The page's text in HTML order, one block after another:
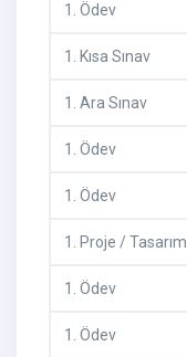
1 . Ödev
1 . Kısa Sınav
1 . Ara Sınav
1 . Ödev
1 . Ödev
1 . Proje / Tasarım
1 . Ödev
1 . Ödev